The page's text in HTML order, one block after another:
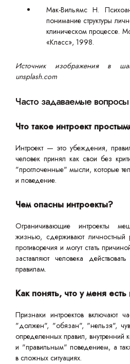
Мак-Вильямс Н.
понимание структуры
клиническом процессе.
«Класс», 1998.
Источник изображения в
unsplash.com
Часто задаваемые
Что такое интроект
Интроект — это убеждения,
человек принял как свои без
"проглоченные" мысли, которые
и поведение.
Чем опасны интроекты?
Ограничивающие интроекты
жизнью, сдерживают личностный
противоречия и могут стать
заставляют человека
правилам.
Как понять, что у меня
Признаки интроектов включают
"должен", "обязан", "нельзя",
определенных правил, внутренний
и "правильным" поведением, а
в сложных ситуациях.